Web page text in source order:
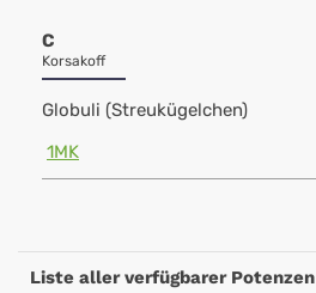
C
Korsakoff
Globuli (Streukügelchen)
1MK
Liste aller verfügbarer Potenzen